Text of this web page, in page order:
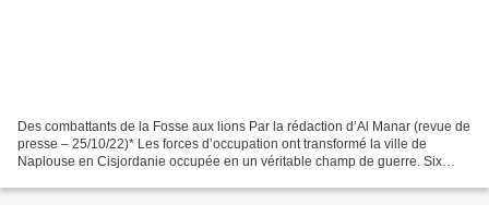
Des combattants de la Fosse aux lions Par la rédaction d’Al Manar (revue de
presse – 25/10/22)* Les forces d’occupation ont transformé la ville de
Naplouse en Cisjordanie occupée en un véritable champ de guerre. Six